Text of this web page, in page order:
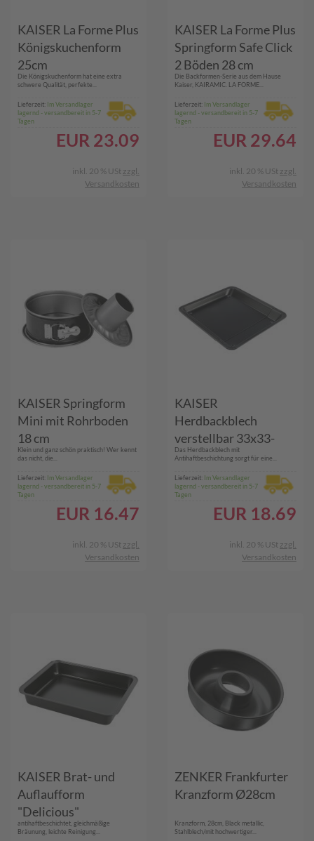
KAISER La Forme Plus
Königskuchenform
25cm
Die Königskuchenform hat eine extra
schwere Qualität, perfekte...
Lieferzeit: Im Versandlager
lagernd - versandbereit in 5-7
Tagen
EUR 23.09
inkl. 20 % USt zzgl.
Versandkosten
KAISER La Forme Plus
Springform Safe Click
2 Böden 28 cm
Die Backformen-Serie aus dem Hause
Kaiser, KAIRAMIC. LA FORME...
Lieferzeit: Im Versandlager
lagernd - versandbereit in 5-7
Tagen
EUR 29.64
inkl. 20 % USt zzgl.
Versandkosten
KAISER Springform
Mini mit Rohrboden
18 cm
Klein und ganz schön praktisch! Wer kennt
das nicht, die...
Lieferzeit: Im Versandlager
lagernd - versandbereit in 5-7
Tagen
EUR 16.47
inkl. 20 % USt zzgl.
Versandkosten
KAISER
Herdbackblech
verstellbar 33x33-
52cm
Das Herdbackblech mit
Antihaftbeschichtung sorgt für eine...
Lieferzeit: Im Versandlager
lagernd - versandbereit in 5-7
Tagen
EUR 18.69
inkl. 20 % USt zzgl.
Versandkosten
KAISER Brat- und
Auflaufform
"Delicious"
antihaftbeschichtet, gleichmäßige
Bräunung, leichte Reinigung...
ZENKER Frankfurter
Kranzform Ø28cm
Kranzform, 28cm, Black metallic,
Stahlblech/mit hochwertiger...